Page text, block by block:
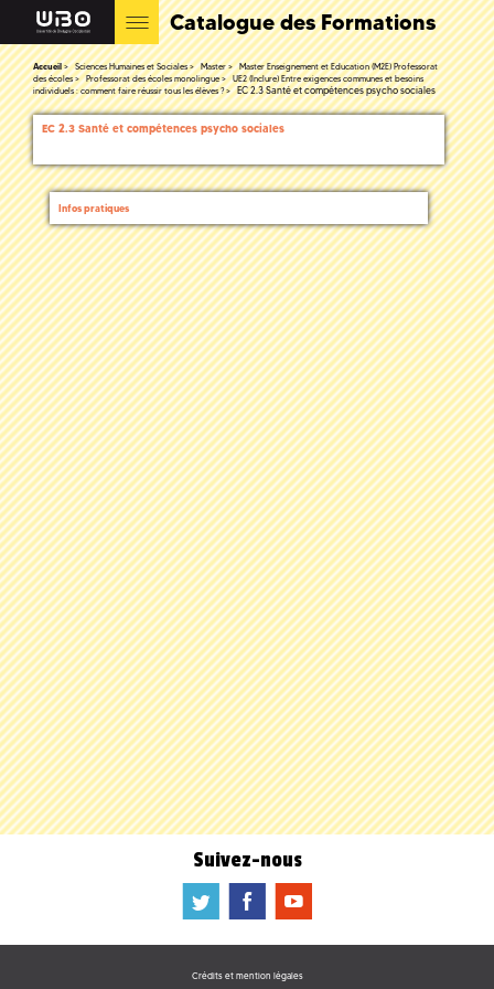
Catalogue des Formations
Accueil Sciences Humaines et Sociales Master
Master Enseignement et Education (M2E) Professorat
des écoles
Professorat des écoles monolingue
UE2 (Inclure) Entre exigences communes et besoins
individuels : comment faire réussir tous les élèves ?
EC 2.3 Santé et compétences psycho sociales
EC 2.3 Santé et compétences psycho sociales
Infos pratiques
Suivez-nous
a b f
Crédits et mention légales